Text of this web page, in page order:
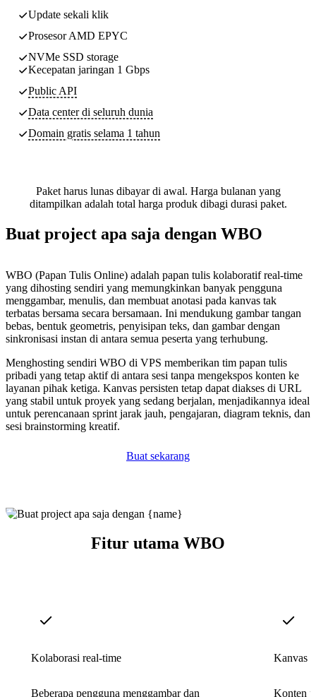
Update sekali klik
Prosesor AMD EPYC
NVMe SSD storage
Kecepatan jaringan 1 Gbps
Public API
Data center di seluruh dunia
Domain gratis selama 1 tahun
Paket harus lunas dibayar di awal. Harga bulanan yang
ditampilkan adalah total harga produk dibagi durasi paket.
Buat project apa saja dengan WBO
WBO (Papan Tulis Online) adalah papan tulis kolaboratif real-time
yang dihosting sendiri yang memungkinkan banyak pengguna
menggambar, menulis, dan membuat anotasi pada kanvas tak
terbatas bersama secara bersamaan. Ini mendukung gambar tangan
bebas, bentuk geometris, penyisipan teks, dan gambar dengan
sinkronisasi instan di antara semua peserta yang terhubung.
Menghosting sendiri WBO di VPS memberikan tim papan tulis
pribadi yang tetap aktif di antara sesi tanpa mengekspos konten ke
layanan pihak ketiga. Kanvas persisten tetap dapat diakses di URL
yang stabil untuk proyek yang sedang berjalan, menjadikannya ideal
untuk perencanaan sprint jarak jauh, pengajaran, diagram teknis, dan
sesi brainstorming kreatif.
Buat sekarang
Fitur utama WBO
Kolaborasi real-time
Beberapa pengguna menggambar dan
Kanvas
Konten